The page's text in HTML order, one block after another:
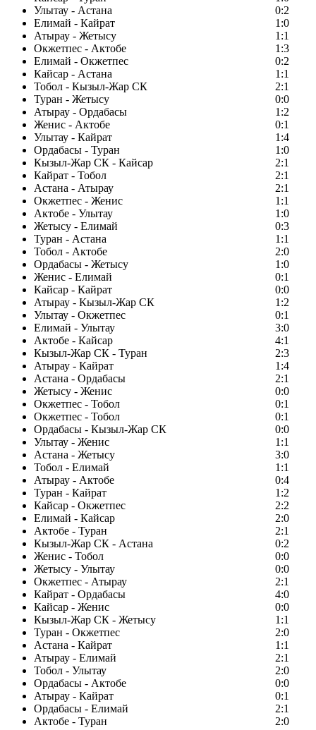
Улытау - Астана
0:2
Елимай - Кайрат
1:0
Атырау - Жетысу
1:1
Окжетпес - Актобе
1:3
Елимай - Окжетпес
0:2
Кайсар - Астана
1:1
Тобол - Кызыл-Жар СК
2:1
Туран - Жетысу
0:0
Атырау - Ордабасы
1:2
Женис - Актобе
0:1
Улытау - Кайрат
1:4
Ордабасы - Туран
1:0
Кызыл-Жар СК - Кайсар
2:1
Кайрат - Тобол
2:1
Астана - Атырау
2:1
Окжетпес - Женис
1:1
Актобе - Улытау
1:0
Жетысу - Елимай
0:3
Туран - Астана
1:1
Тобол - Актобе
2:0
Ордабасы - Жетысу
1:0
Женис - Елимай
0:1
Кайсар - Кайрат
0:0
Атырау - Кызыл-Жар СК
1:2
Улытау - Окжетпес
0:1
Елимай - Улытау
3:0
Актобе - Кайсар
4:1
Кызыл-Жар СК - Туран
2:3
Атырау - Кайрат
1:4
Астана - Ордабасы
2:1
Жетысу - Женис
0:0
Окжетпес - Тобол
0:1
Окжетпес - Тобол
0:1
Ордабасы - Кызыл-Жар СК
0:0
Улытау - Женис
1:1
Астана - Жетысу
3:0
Тобол - Елимай
1:1
Атырау - Актобе
0:4
Туран - Кайрат
1:2
Кайсар - Окжетпес
2:2
Елимай - Кайсар
2:0
Актобе - Туран
2:1
Кызыл-Жар СК - Астана
0:2
Женис - Тобол
0:0
Жетысу - Улытау
0:0
Окжетпес - Атырау
2:1
Кайрат - Ордабасы
4:0
Кайсар - Женис
0:0
Кызыл-Жар СК - Жетысу
1:1
Туран - Окжетпес
2:0
Астана - Кайрат
1:1
Атырау - Елимай
2:1
Тобол - Улытау
2:0
Ордабасы - Актобе
0:0
Атырау - Кайрат
0:1
Ордабасы - Елимай
2:1
Актобе - Туран
2:0